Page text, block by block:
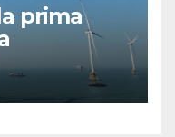
prima